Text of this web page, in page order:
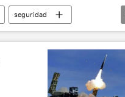
seguridad